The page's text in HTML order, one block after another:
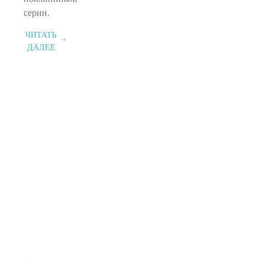
серии.
ЧИТАТЬ
ДАЛЕЕ